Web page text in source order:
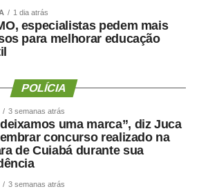
de tecnologia influenciam
e a Constituição Federal e
, apresentados como
discussão sobre direitos, deveres e
de Cássia Medeiros da Silva,
redes sociais à Ágora de Atenas,
associado ao debate público e à
1 dia atrás
especialistas pedem mais
para melhorar educação
POLÍCIA
3 semanas atrás
uma marca”, diz Juca
concurso realizado na
de Cuiabá durante sua
3 semanas atrás